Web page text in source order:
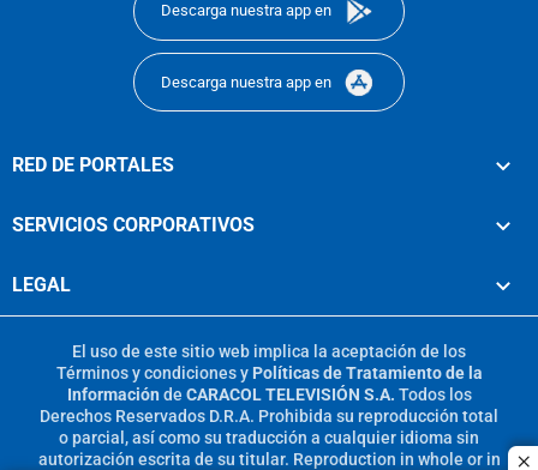
Descarga nuestra app en
Descarga nuestra app en
RED DE PORTALES
SERVICIOS CORPORATIVOS
LEGAL
El uso de este sitio web implica la aceptación de los
Términos y condicionesy Políticas de Tratamiento de la
Información de CARACOL TELEVISIÓN S.A. Todos los
Derechos Reservados D.R.A. Prohibida su reproducción total
o parcial, así como su traducción a cualquier idioma sin
autorización escrita de su titular. Reproduction in whole or in